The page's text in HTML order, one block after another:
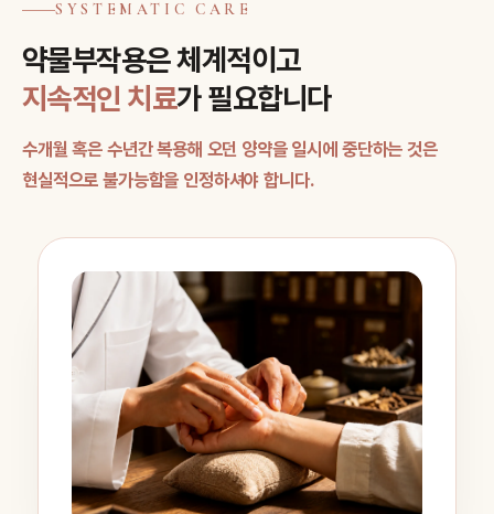
SYSTEMATIC CARE
약물부작용은 체계적이고
지속적인 치료가 필요합니다
수개월 혹은 수년간 복용해 오던 양약을 일시에 중단하는 것은
현실적으로 불가능함을 인정하셔야 합니다.